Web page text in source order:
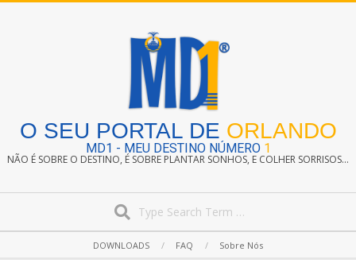
O SEU PORTAL DE ORLANDO
MD1 - MEU DESTINO NÚMERO 1
NÃO É SOBRE O DESTINO, É SOBRE PLANTAR SONHOS, E COLHER SORRISOS...
Navigation
DOWNLOADS FAQ Sobre Nós